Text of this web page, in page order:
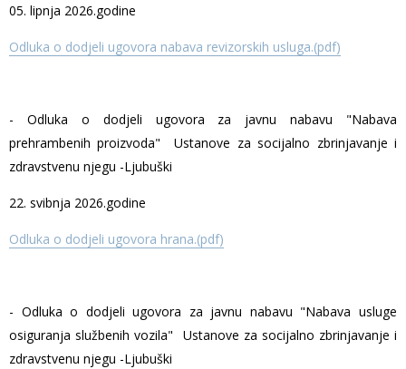
05. lipnja 2026.godine
Odluka o dodjeli ugovora nabava revizorskih usluga.(pdf)
- Odluka o dodjeli ugovora za javnu nabavu "Nabava
prehrambenih proizvoda" Ustanove za socijalno zbrinjavanje i
zdravstvenu njegu -Ljubuški
22. svibnja 2026.godine
Odluka o dodjeli ugovora hrana.(pdf)
- Odluka o dodjeli ugovora za javnu nabavu "Nabava usluge
osiguranja službenih vozila" Ustanove za socijalno zbrinjavanje i
zdravstvenu njegu -Ljubuški